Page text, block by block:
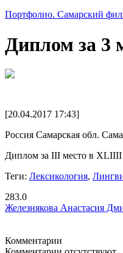
Портфолио. Самарский
Диплом за 3
[20.04.2017 17:43]
Россия Самарская обл.
Диплом за III место в XLIIII
Теги: Лексикология,
283.0
Железнякова Анастасия
Комментарии